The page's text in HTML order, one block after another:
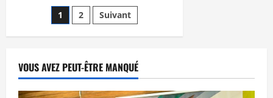
Money
Mouv
qui
facilite
la
mobilité
Pagination
des
publications
1 2 Suivant
VOUS AVEZ PEUT-ÊTRE MANQUÉ